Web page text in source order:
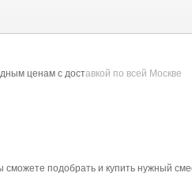
ценам с доставкой по всей Москве
подобрать и купить нужный